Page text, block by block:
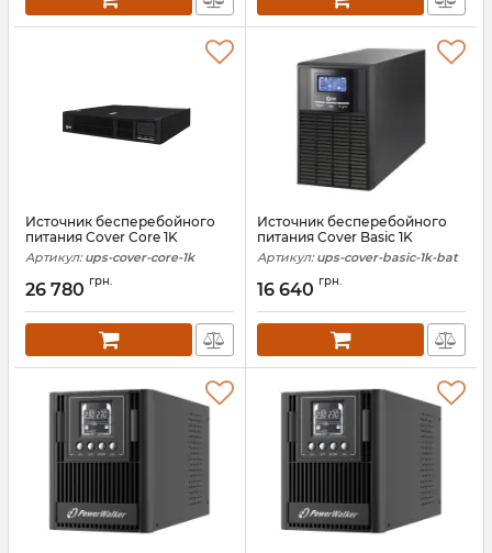
Источник бесперебойного
питания Cover Core 1K
Артикул: ups-cover-core-1k
26 780 грн.
Источник бесперебойного
питания Cover Basic 1K
Артикул: ups-cover-basic-1k-bat
16 640 грн.